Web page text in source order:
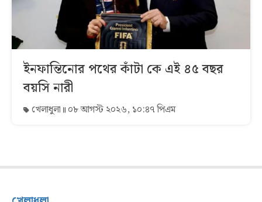
ইনফান্তিনোর পথের কাঁটা কে এই ৪৫ বছর
বয়সি নারী
খেলাধুলা ০৮ আগস্ট ২০২৬, ১০:৪৭ পিএম